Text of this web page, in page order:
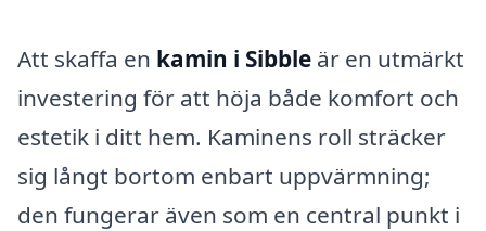
Att skaffa en kamin i Sibble är en utmärkt
investering för att höja både komfort och
estetik i ditt hem. Kaminens roll sträcker
sig långt bortom enbart uppvärmning;
den fungerar även som en central punkt i